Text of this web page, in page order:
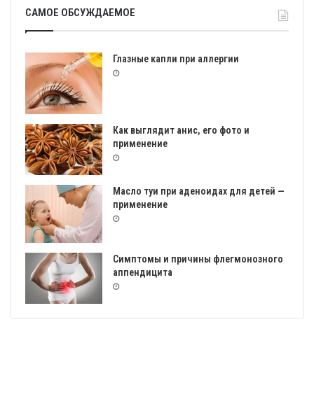
САМОЕ ОБСУЖДАЕМОЕ
Глазные капли при аллергии
Как выглядит анис, его фото и
применение
Масло туи при аденоидах для детей —
применение
Симптомы и причины флегмонозного
аппендицита